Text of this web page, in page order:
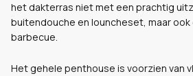
het dakterras niet met een prachtig
buitendouche en louncheset, maar
barbecue.
Het gehele penthouse is voorzien van